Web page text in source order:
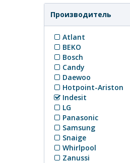
Производитель
Atlant
BEKO
Bosch
Candy
Daewoo
Hotpoint-Ariston
Indesit
LG
Panasonic
Samsung
Snaige
Whirlpool
Zanussi